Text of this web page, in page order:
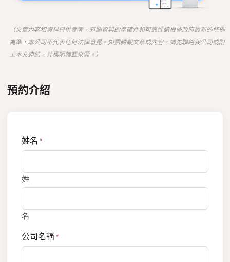
（文章內容和資料只供參考，有關資料的準確性和可靠性請根據政府最新的條例
為準，本公司不代表任何法律意見。如需轉載文章或內容，請先聯絡我公司或附
上本文連結，并標明轉載來源。）
預約介紹
姓名 *
姓
名
公司名稱*